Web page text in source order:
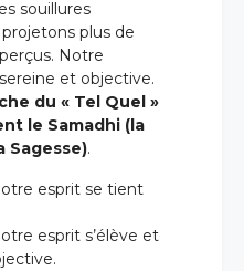
souillures
plus de
Notre
et objective.
du « Tel Quel »
le Samadhi (la
Sagesse).
esprit se tient
esprit s’élève et